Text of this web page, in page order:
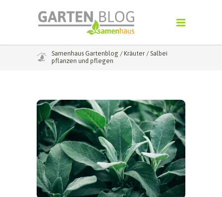
Samenhaus Gartenblog / Kräuter / Salbei
pflanzen und pflegen